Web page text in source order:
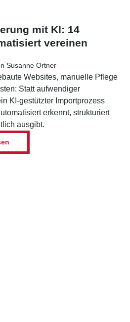
mit KI: 14
vereinen
Susanne Ortner
Websites, manuelle Pflege
Statt aufwendiger
KI-gestützter Importprozess
erkennt, strukturiert
ausgibt.